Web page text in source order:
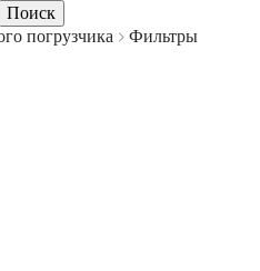
погрузчика
Фильтры